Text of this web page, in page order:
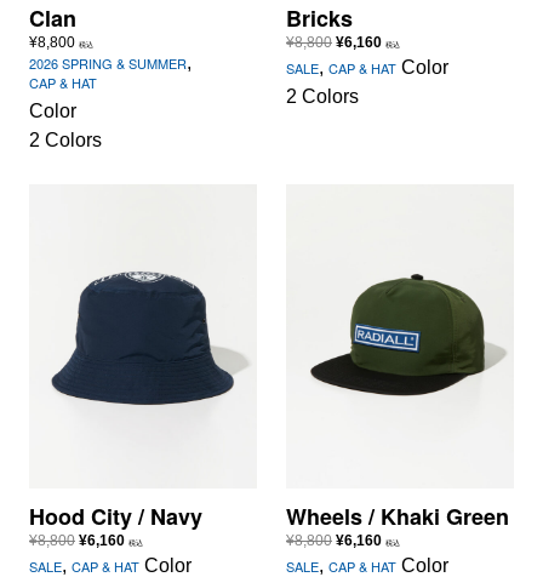
Clan
¥8,800 税込
2026 SPRING & SUMMER,
CAP & HAT
Color
2 Colors
Bricks
¥8,800 元
の
格
¥6,160現
在
税込
SALE, CAP & HAT Color
2 Colors
Hood City / Navy
¥8,800 元
の
¥6,160現
在
税込
SALE, CAP & HAT Color
Wheels / Khaki Green
¥8,800 元
の
¥6,160現
在
税込
SALE, CAP & HAT Color